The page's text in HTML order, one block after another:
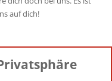
auf dich!